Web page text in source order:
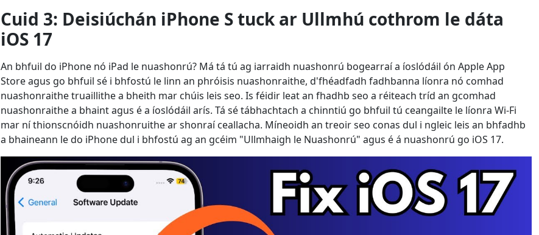
Cuid 3: Deisiúchán iPhone Stuck ar Ullmhú cothrom le dáta
iOS 17
An bhfuil do iPhone nó iPad le nuashonrú? Má tá tú ag iarraidh nuashonrú bogearraí a íoslódáil ón Apple App
Store agus go bhfuil sé i bhfostú le linn an phróisis nuashonraithe, d'fhéadfadh fadhbanna líonra nó comhad
nuashonraithe truaillithe a bheith mar chúis leis seo. Is féidir leat an fhadhb seo a réiteach tríd an gcomhad
nuashonraithe a bhaint agus é a íoslódáil arís. Tá sé tábhachtach a chinntiú go bhfuil tú ceangailte le líonra Wi-Fi
mar ní thionscnóidh nuashonruithe ar shonraí ceallacha. Míneoidh an treoir seo conas dul i ngleic leis an bhfadhb
a bhaineann le do iPhone dul i bhfostú ag an gcéim "Ullmhaigh le Nuashonrú" agus é á nuashonrú go iOS 17.
Athrú Teanga
Tiếng Việt
日本